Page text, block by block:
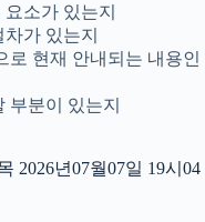
소가 있는지
가 있는지
로 현재 안내되는 내용인
부분이 있는지
2026년07월07일 19시04